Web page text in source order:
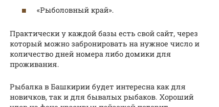
«Рыболовный край».
Практически у каждой базы есть свой сайт, через
который можно забронировать на нужное число и
количество дней номера либо домики для
проживания.
Рыбалка в Башкирии будет интересна как для
новичков, так и для бывалых рыбаков. Хороший